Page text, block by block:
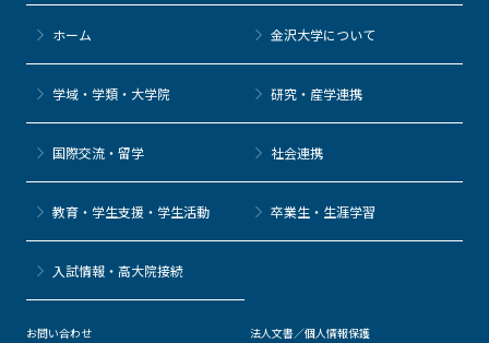
ホーム 金沢大学について
学域・学類・大学院 研究・産学連携
国際交流・留学 社会連携
教育・学生支援・学生活動 卒業生・生涯学習
⼊試情報・高大院接続
お問い合わせ
法人文書／個人情報保護